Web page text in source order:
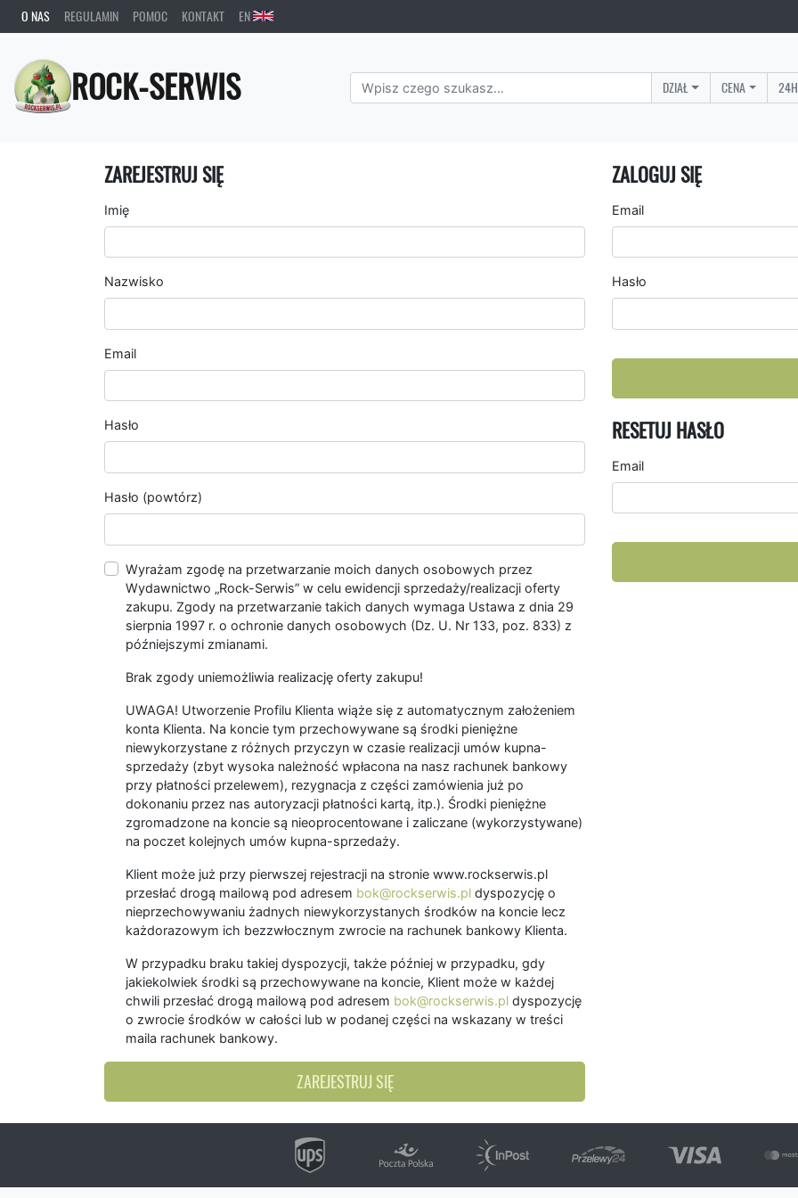
O NAS REGULAMIN POMOC KONTAKT EN
ROCK-SERWIS DZIAŁ CENA
ZAREJESTRUJ SIĘ
Imię
Nazwisko
Email
Hasło
Hasło (powtórz)
Wyrażam zgodę na przetwarzanie moich danych osobowych przez
Wydawnictwo „Rock-Serwis” w celu ewidencji sprzedaży/realizacji oferty
zakupu. Zgody na przetwarzanie takich danych wymaga Ustawa z dnia 29
sierpnia 1997 r. o ochronie danych osobowych (Dz. U. Nr 133, poz. 833) z
późniejszymi zmianami.
Brak zgody uniemożliwia realizację oferty zakupu!
UWAGA! Utworzenie Profilu Klienta wiąże się z automatycznym założeniem
konta Klienta. Na koncie tym przechowywane są środki pieniężne
niewykorzystane z różnych przyczyn w czasie realizacji umów kupna-
sprzedaży (zbyt wysoka należność wpłacona na nasz rachunek bankowy
przy płatności przelewem), rezygnacja z części zamówienia już po
dokonaniu przez nas autoryzacji płatności kartą, itp.). Środki pieniężne
zgromadzone na koncie są nieoprocentowane i zaliczane (wykorzystywane)
na poczet kolejnych umów kupna-sprzedaży.
Klient może już przy pierwszej rejestracji na stronie www.rockserwis.pl
przesłać drogą mailową pod adresem bok@rockserwis.pl dyspozycję o
nieprzechowywaniu żadnych niewykorzystanych środków na koncie lecz
każdorazowym ich bezzwłocznym zwrocie na rachunek bankowy Klienta.
W przypadku braku takiej dyspozycji, także później w przypadku, gdy
jakiekolwiek środki są przechowywane na koncie, Klient może w każdej
chwili przesłać drogą mailową pod adresem bok@rockserwis.pl dyspozycję
o zwrocie środków w całości lub w podanej części na wskazany w treści
maila rachunek bankowy.
ZAREJESTRUJ SIĘ
ZALOGUJ SIĘ
Email
Hasło
RESETUJ HASŁO
Email